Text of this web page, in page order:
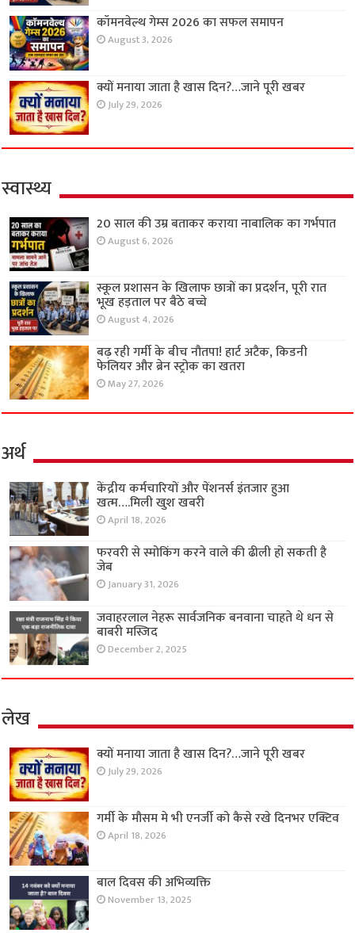
कॉमनवेल्थ गेम्स 2026 का सफल समापन
August 3, 2026
क्यों मनाया जाता है खास दिन?…जाने पूरी खबर
July 29, 2026
स्वास्थ्य
20 साल की उम्र बताकर कराया नाबालिक का गर्भपात
August 6, 2026
स्कूल प्रशासन के खिलाफ छात्रों का प्रदर्शन, पूरी रात
भूख हड़ताल पर बैठे बच्चे
August 4, 2026
बढ़ रही गर्मी के बीच नौतपा! हार्ट अटैक, किडनी
फेलियर और ब्रेन स्ट्रोक का खतरा
May 27, 2026
अर्थ
केंद्रीय कर्मचारियों और पेंशनर्स इंतजार हुआ
खत्म….मिली खुश खबरी
April 18, 2026
फरवरी से स्मोकिंग करने वाले की ढीली हो सकती है
जेब
January 31, 2026
जवाहरलाल नेहरू सार्वजनिक बनवाना चाहते थे धन से
बाबरी मस्जिद
December 2, 2025
लेख
क्यों मनाया जाता है खास दिन?…जाने पूरी खबर
July 29, 2026
गर्मी के मौसम मे भी एनर्जी को कैसे रखे दिनभर एक्टिव
April 18, 2026
बाल दिवस की अभिव्यक्ति
November 13, 2025